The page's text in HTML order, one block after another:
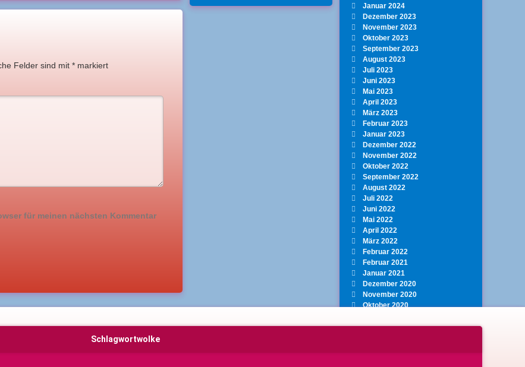
Felder sind mit * markiert
für meinen nächsten Kommentar
Januar 2024
Dezember 2023
November 2023
Oktober 2023
September 2023
August 2023
Juli 2023
Juni 2023
Mai 2023
April 2023
März 2023
Februar 2023
Januar 2023
Dezember 2022
November 2022
Oktober 2022
September 2022
August 2022
Juli 2022
Juni 2022
Mai 2022
April 2022
März 2022
Februar 2022
Februar 2021
Januar 2021
Dezember 2020
November 2020
Oktober 2020
Juli 2020
Schlagwortwolke